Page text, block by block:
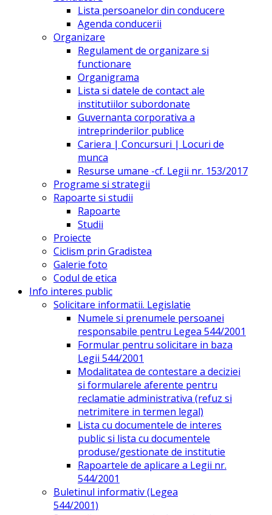
Lista persoanelor din conducere
Agenda conducerii
Organizare
Regulament de organizare si
functionare
Organigrama
Lista si datele de contact ale
institutiilor subordonate
Guvernanta corporativa a
intreprinderilor publice
Cariera | Concursuri | Locuri de
munca
Resurse umane -cf. Legii nr. 153/2017
Programe si strategii
Rapoarte si studii
Rapoarte
Studii
Proiecte
Ciclism prin Gradistea
Galerie foto
Codul de etica
Info interes public
Solicitare informatii. Legislatie
Numele si prenumele persoanei
responsabile pentru Legea 544/2001
Formular pentru solicitare in baza
Legii 544/2001
Modalitatea de contestare a deciziei
si formularele aferente pentru
reclamatie administrativa (refuz si
netrimitere in termen legal)
Lista cu documentele de interes
public si lista cu documentele
produse/gestionate de institutie
Rapoartele de aplicare a Legii nr.
544/2001
Buletinul informativ (Legea
544/2001)